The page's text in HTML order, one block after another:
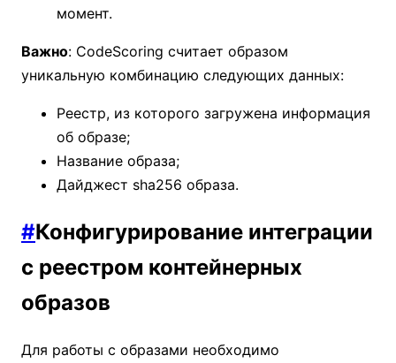
момент.
Важно: CodeScoring считает образом
уникальную комбинацию следующих данных:
Реестр, из которого загружена информация
об образе;
Название образа;
Дайджест sha256 образа.
#Конфигурирование интеграции
с реестром контейнерных
образов
Для работы с образами необходимо